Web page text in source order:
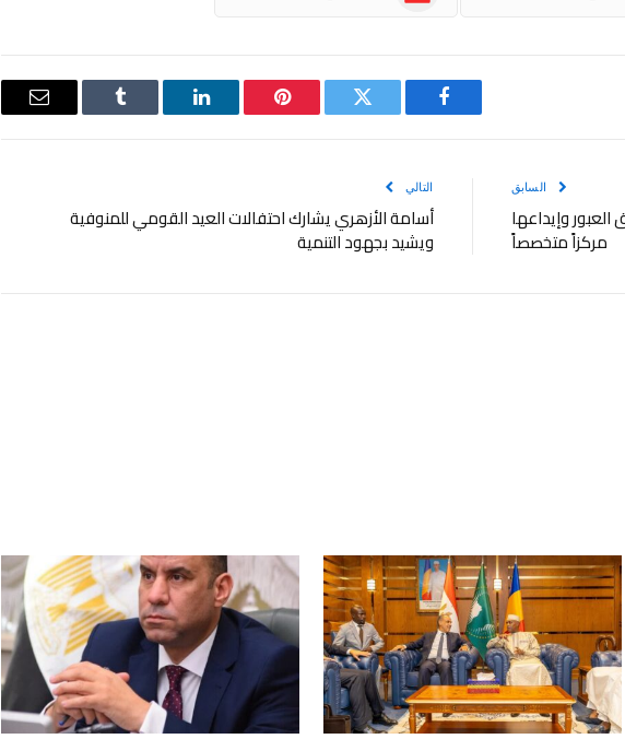
فيسبوك
تويتر بينتيريستلينكدإن Tumblr
البريد
السابق
العبور وإيداعها
مركزاً متخصصاً
التالي
أسامة الأزهري يشارك احتفالات العيد القومي للمنوفية
ويشيد بجهود التنمية